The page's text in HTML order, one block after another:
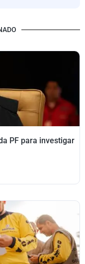
PF para investigar